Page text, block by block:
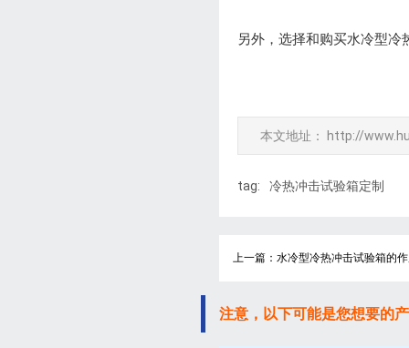
另外，选择和购买水冷型
本文地址： http://
tag: 冷热冲击试验箱定制
上一篇：水冷型冷热冲击试验箱的
注意，以下可能是您想要的